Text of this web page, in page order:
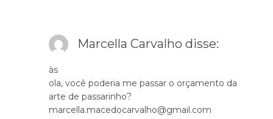
Marcella Carvalho disse:
às
ola, você poderia me passar o orçamento da
arte de passarinho?
marcella.macedocarvalho@gmail.com